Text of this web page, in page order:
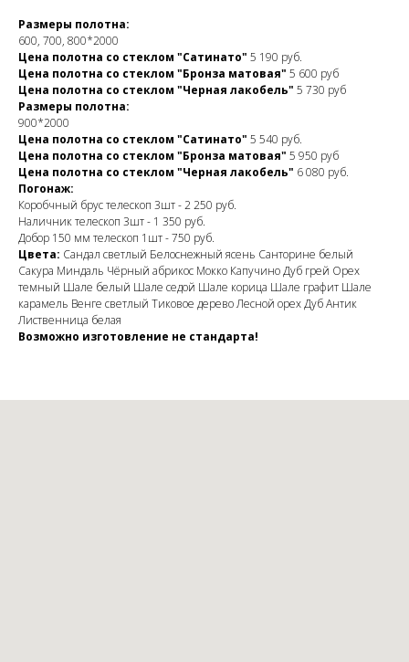
Размеры полотна:
600, 700, 800*2000
Цена полотна со стеклом "Сатинато" 5 190 руб.
Цена полотна со стеклом "Бронза матовая" 5 600 руб
Цена полотна со стеклом "Черная лакобель" 5 730 руб
Размеры полотна:
900*2000
Цена полотна со стеклом "Сатинато" 5 540 руб.
Цена полотна со стеклом "Бронза матовая" 5 950 руб
Цена полотна со стеклом "Черная лакобель" 6 080 руб.
Погонаж:
Коробчный брус телескоп 3шт - 2 250 руб.
Наличник телескоп 3шт - 1 350 руб.
Добор 150 мм телескоп 1шт - 750 руб.
Цвета: Сандал светлый Белоснежный ясень Санторине белый
Сакура Миндаль Чёрный абрикос Мокко Капучино Дуб грей Орех
темный Шале белый Шале седой Шале корица Шале графит Шале
карамель Венге светлый Тиковое дерево Лесной орех Дуб Антик
Лиственница белая
Возможно изготовление не стандарта!